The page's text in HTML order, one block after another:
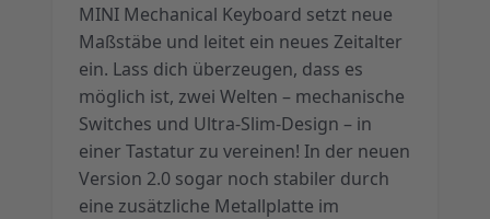
MINI Mechanical Keyboard setzt neue
Maßstäbe und leitet ein neues Zeitalter
ein. Lass dich überzeugen, dass es
möglich ist, zwei Welten – mechanische
Switches und Ultra-Slim-Design – in
einer Tastatur zu vereinen! In der neuen
Version 2.0 sogar noch stabiler durch
eine zusätzliche Metallplatte im